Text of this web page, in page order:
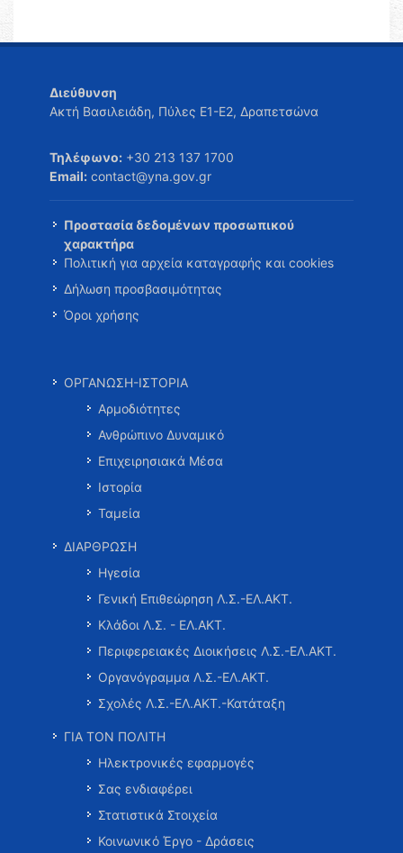
Διεύθυνση
Ακτή Βασιλειάδη, Πύλες Ε1-Ε2, Δραπετσώνα
Τηλέφωνο: +30 213 137 1700
Email: contact@yna.gov.gr
Προστασία δεδομένων προσωπικού
χαρακτήρα
Πολιτική για αρχεία καταγραφής και cookies
Δήλωση προσβασιμότητας
Όροι χρήσης
ΟΡΓΑΝΩΣΗ-ΙΣΤΟΡΙΑ
Αρμοδιότητες
Ανθρώπινο Δυναμικό
Επιχειρησιακά Μέσα
Ιστορία
Ταμεία
ΔΙΑΡΘΡΩΣΗ
Ηγεσία
Γενική Επιθεώρηση Λ.Σ.-ΕΛ.ΑΚΤ.
Κλάδοι Λ.Σ. - ΕΛ.ΑΚΤ.
Περιφερειακές Διοικήσεις Λ.Σ.-ΕΛ.ΑΚΤ.
Οργανόγραμμα Λ.Σ.-ΕΛ.ΑΚΤ.
Σχολές Λ.Σ.-ΕΛ.ΑΚΤ.-Κατάταξη
ΓΙΑ ΤΟΝ ΠΟΛΙΤΗ
Ηλεκτρονικές εφαρμογές
Σας ενδιαφέρει
Στατιστικά Στοιχεία
Κοινωνικό Έργο - Δράσεις